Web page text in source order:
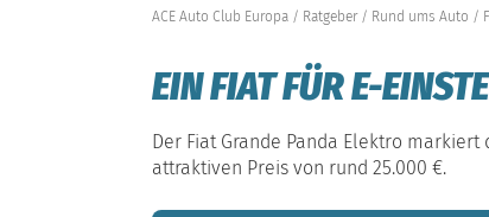
ACE Auto Club Europa Ratgeber Rund ums Auto
EIN FIAT FÜR E-
Der Fiat Grande Panda Elektro
attraktiven Preis von rund 25.000 €.